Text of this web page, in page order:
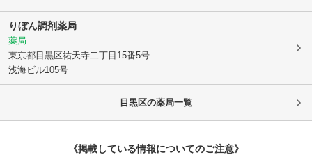
りぼん調剤薬局
薬局
東京都目黒区祐天寺二丁目15番5号
浅海ビル105号
目黒区の薬局一覧
《掲載している情報についてのご注意》